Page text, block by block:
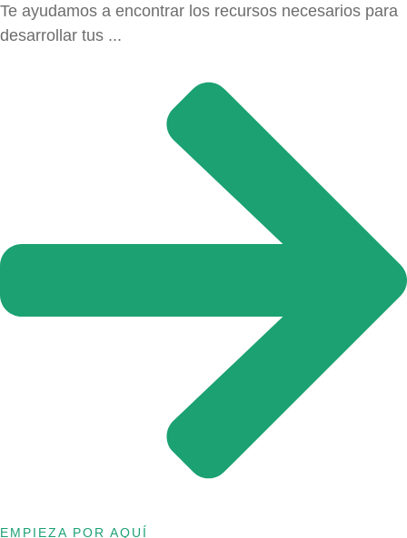
Te ayudamos a encontrar los recursos necesarios para
desarrollar tus ...
EMPIEZA POR AQUÍ